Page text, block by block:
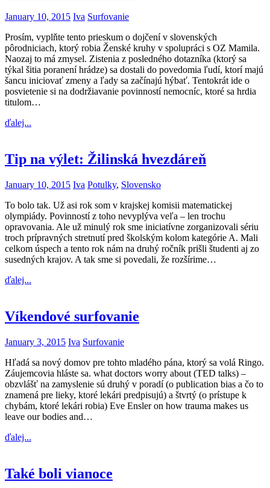
January 10, 2015 Iva Surfovanie
Prosím, vyplňte tento prieskum o dojčení v slovenských
pôrodniciach, ktorý robia Ženské kruhy v spolupráci s OZ Mamila.
Naozaj to má zmysel. Zistenia z posledného dotazníka (ktorý sa
týkal šitia poranení hrádze) sa dostali do povedomia ľudí, ktorí majú
šancu iniciovať zmeny a ľady sa začínajú hýbať. Tentokrát ide o
posvietenie si na dodržiavanie povinností nemocníc, ktoré sa hrdia
titulom…
ďalej...
Tip na výlet: Žilinská hvezdáreň
January 10, 2015 Iva Potulky, Slovensko
To bolo tak. Už asi rok som v krajskej komisii matematickej
olympiády. Povinností z toho nevyplýva veľa – len trochu
opravovania. Ale už minulý rok sme iniciatívne zorganizovali sériu
troch prípravných stretnutí pred školským kolom kategórie A. Mali
celkom úspech a tento rok nám na druhý ročník prišli študenti aj zo
susedných krajov. A tak sme si povedali, že rozšírime…
ďalej...
Víkendové surfovanie
January 3, 2015 Iva Surfovanie
Hľadá sa nový domov pre tohto mladého pána, ktorý sa volá Ringo.
Záujemcovia hláste sa. what doctors worry about (TED talks) –
obzvlášť na zamyslenie sú druhý v poradí (o publication bias a čo to
znamená pre lieky, ktoré lekári predpisujú) a štvrtý (o prístupe k
chybám, ktoré lekári robia) Eve Ensler on how trauma makes us
leave our bodies and…
ďalej...
Také boli vianoce